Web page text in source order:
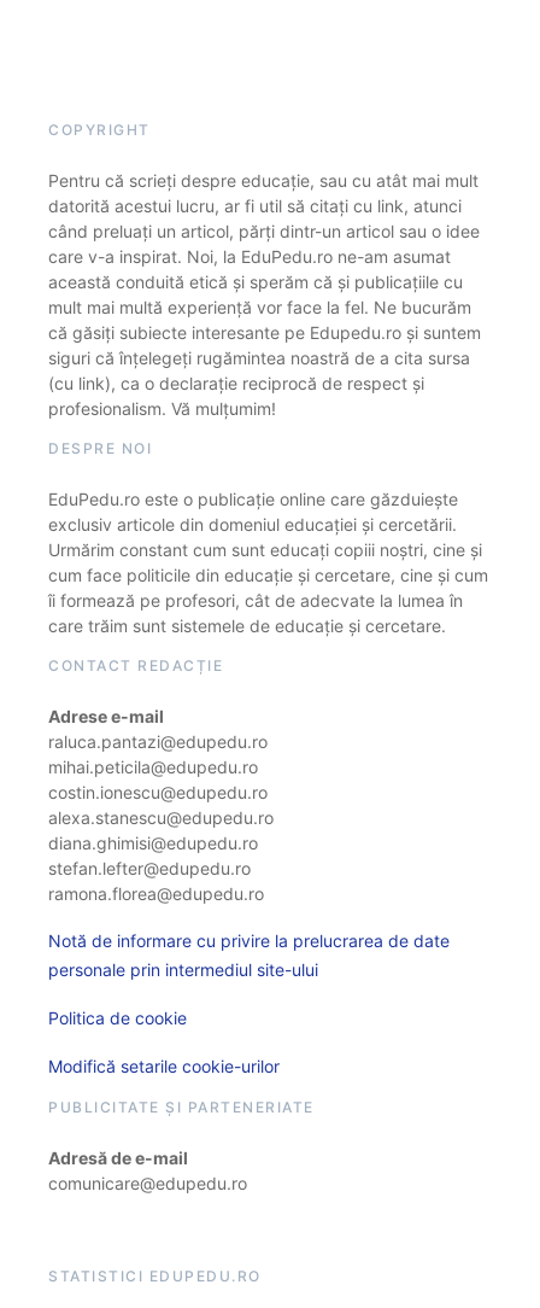
COPYRIGHT
Pentru că scrieți despre educație, sau cu atât mai mult
datorită acestui lucru, ar fi util să citați cu link, atunci
când preluați un articol, părți dintr-un articol sau o idee
care v-a inspirat. Noi, la EduPedu.ro ne-am asumat
această conduită etică și sperăm că și publicațiile cu
mult mai multă experiență vor face la fel. Ne bucurăm
că găsiți subiecte interesante pe Edupedu.ro și suntem
siguri că înțelegeți rugămintea noastră de a cita sursa
(cu link), ca o declarație reciprocă de respect și
profesionalism. Vă mulțumim!
DESPRE NOI
EduPedu.ro este o publicație online care găzduiește
exclusiv articole din domeniul educației și cercetării.
Urmărim constant cum sunt educați copiii noștri, cine și
cum face politicile din educație și cercetare, cine și cum
îi formează pe profesori, cât de adecvate la lumea în
care trăim sunt sistemele de educație și cercetare.
CONTACT REDACȚIE
Adrese e-mail
raluca.pantazi@edupedu.ro
mihai.peticila@edupedu.ro
costin.ionescu@edupedu.ro
alexa.stanescu@edupedu.ro
diana.ghimisi@edupedu.ro
stefan.lefter@edupedu.ro
ramona.florea@edupedu.ro
Notă de informare cu privire la prelucrarea de date
personale prin intermediul site-ului
Politica de cookie
Modifică setarile cookie-urilor
PUBLICITATE ȘI PARTENERIATE
Adresă de e-mail
comunicare@edupedu.ro
STATISTICI EDUPEDU.RO